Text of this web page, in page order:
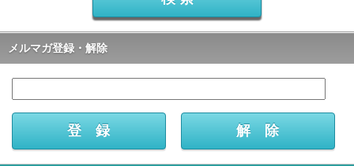
メルマガ登録・解除